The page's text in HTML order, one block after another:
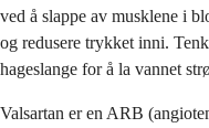
ved å slappe av musklene i
og redusere trykket inni.
hageslange for å la vannet
Valsartan er en ARB